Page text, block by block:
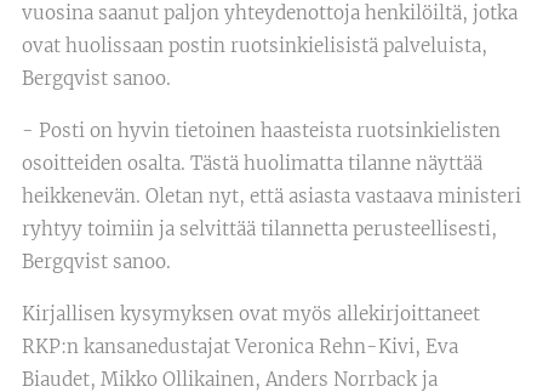
vuosina saanut paljon yhteydenottoja henkilöiltä, jotka
ovat huolissaan postin ruotsinkielisistä palveluista,
Bergqvist sanoo.
- Posti on hyvin tietoinen haasteista ruotsinkielisten
osoitteiden osalta. Tästä huolimatta tilanne näyttää
heikkenevän. Oletan nyt, että asiasta vastaava ministeri
ryhtyy toimiin ja selvittää tilannetta perusteellisesti,
Bergqvist sanoo.
Kirjallisen kysymyksen ovat myös allekirjoittaneet
RKP:n kansanedustajat Veronica Rehn-Kivi, Eva
Biaudet, Mikko Ollikainen, Anders Norrback ja